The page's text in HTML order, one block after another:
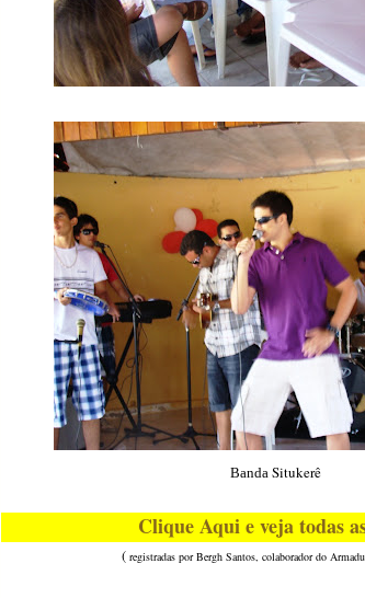
Banda Situkerê
Clique Aqui e veja todas
( registradas por Bergh Santos, colaborador do